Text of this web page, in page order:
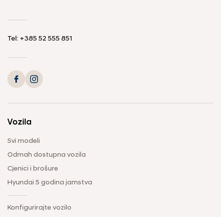
Tel: +385 52 555 851
Vozila
Svi modeli
Odmah dostupna vozila
Cjenici i brošure
Hyundai 5 godina jamstva
Konfigurirajte vozilo